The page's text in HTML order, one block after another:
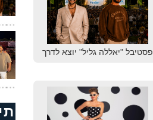
פסטיבל "יאללה גליל" יוצא לדרך